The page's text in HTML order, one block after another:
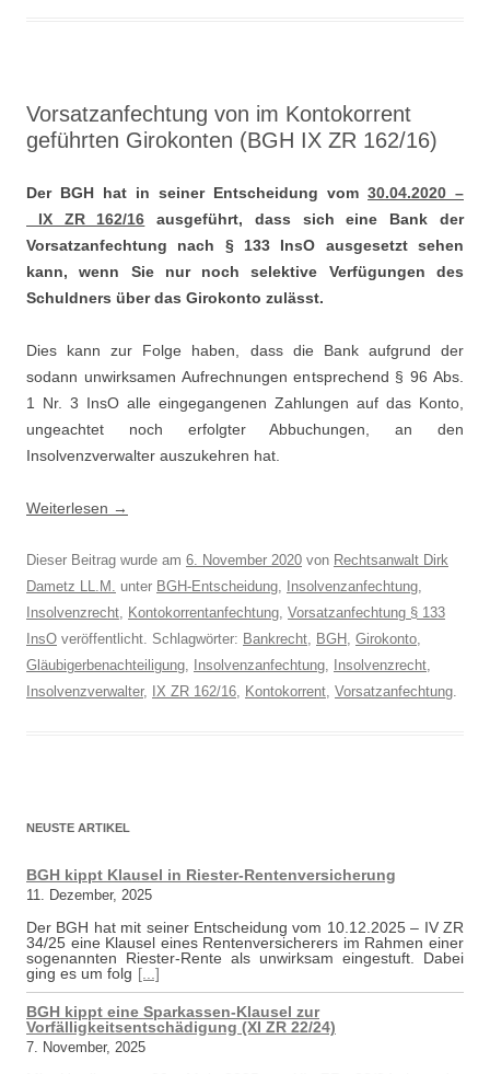
Vorsatzanfechtung von im Kontokorrent
geführten Girokonten (BGH IX ZR 162/16)
Der BGH hat in seiner Entscheidung vom 30.04.2020 –
IX ZR 162/16 ausgeführt, dass sich eine Bank der
Vorsatzanfechtung nach § 133 InsO ausgesetzt sehen
kann, wenn Sie nur noch selektive Verfügungen des
Schuldners über das Girokonto zulässt.
Dies kann zur Folge haben, dass die Bank aufgrund der
sodann unwirksamen Aufrechnungen entsprechend § 96 Abs.
1 Nr. 3 InsO alle eingegangenen Zahlungen auf das Konto,
ungeachtet noch erfolgter Abbuchungen, an den
Insolvenzverwalter auszukehren hat.
Weiterlesen →
Dieser Beitrag wurde am 6. November 2020 von Rechtsanwalt Dirk
Dametz LL.M. unter BGH-Entscheidung, Insolvenzanfechtung,
Insolvenzrecht, Kontokorrentanfechtung, Vorsatzanfechtung § 133
InsO veröffentlicht. Schlagwörter: Bankrecht, BGH , Girokonto,
Gläubigerbenachteiligung, Insolvenzanfechtung, Insolvenzrecht,
Insolvenzverwalter, IX ZR 162/16, Kontokorrent, Vorsatzanfechtung.
NEUSTE ARTIKEL
BGH kippt Klausel in Riester-Rentenversicherung
11. Dezember, 2025
Der BGH hat mit seiner Entscheidung vom 10.12.2025 – IV ZR
34/25 eine Klausel eines Rentenversicherers im Rahmen einer
sogenannten Riester-Rente als unwirksam eingestuft. Dabei
ging es um folg [...]
BGH kippt eine Sparkassen-Klausel zur
Vorfälligkeitsentschädigung (XI ZR 22/24)
7. November, 2025